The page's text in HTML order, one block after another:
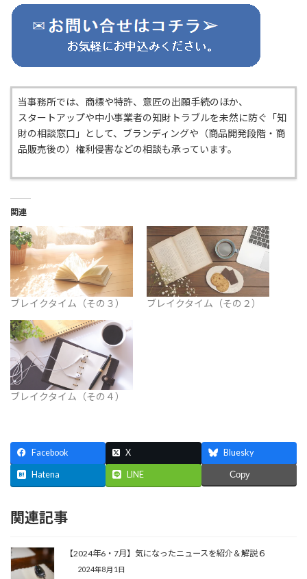
当事務所では、商標や特許、意匠の出願手続のほか、
スタートアップや中小事業者の知財トラブルを未然に防ぐ「知
財の相談窓口」として、ブランディングや（商品開発段階・商
品販売後の）権利侵害などの相談も承っています。
関連
ブレイクタイム（その３） ブレイクタイム（その２）
ブレイクタイム（その４）
Facebook X Bluesky
Hatena LINE Copy
関連記事
【2024年6・7月】気になったニュースを紹介＆解説６
2024年8月1日